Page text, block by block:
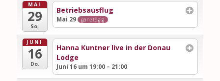
MAI
29
So.
Betriebsausflug
Mai 29 ganztägig
JUNI
16
Do.
Hanna Kuntner live in der Donau
Lodge
Juni 16 um 19:00 – 21:00